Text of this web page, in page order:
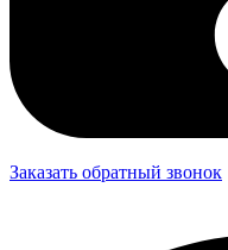
Заказать обратный звонок